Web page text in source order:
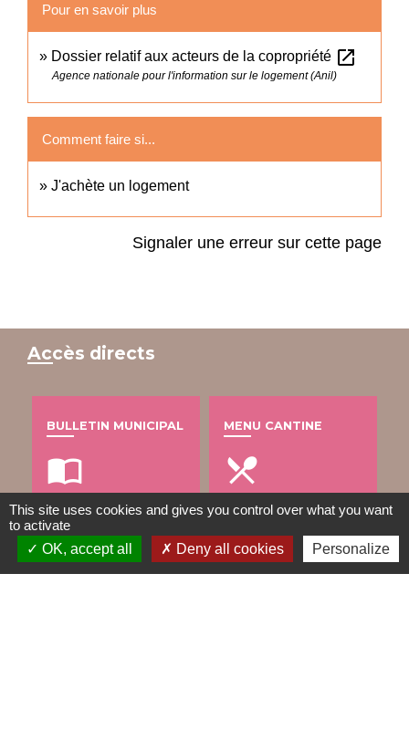
Pour en savoir plus
Dossier relatif aux acteurs de la copropriété open_in_new
Agence nationale pour l'information sur le logement (Anil)
Comment faire si...
J'achète un logement
Signaler une erreur sur cette page
Accès directs
BULLETIN MUNICIPAL
import_contacts
MENU CANTINE
local_dining
TRAVAUX EN COURS VOS DÉMARCHES
This site uses cookies and gives you control over what you want
to activate
OK, accept all
Deny all cookies Personalize